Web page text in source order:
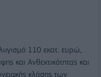
110 εκατ. ευρώ,
και Ανθεκτικότητας και
κλάσης των